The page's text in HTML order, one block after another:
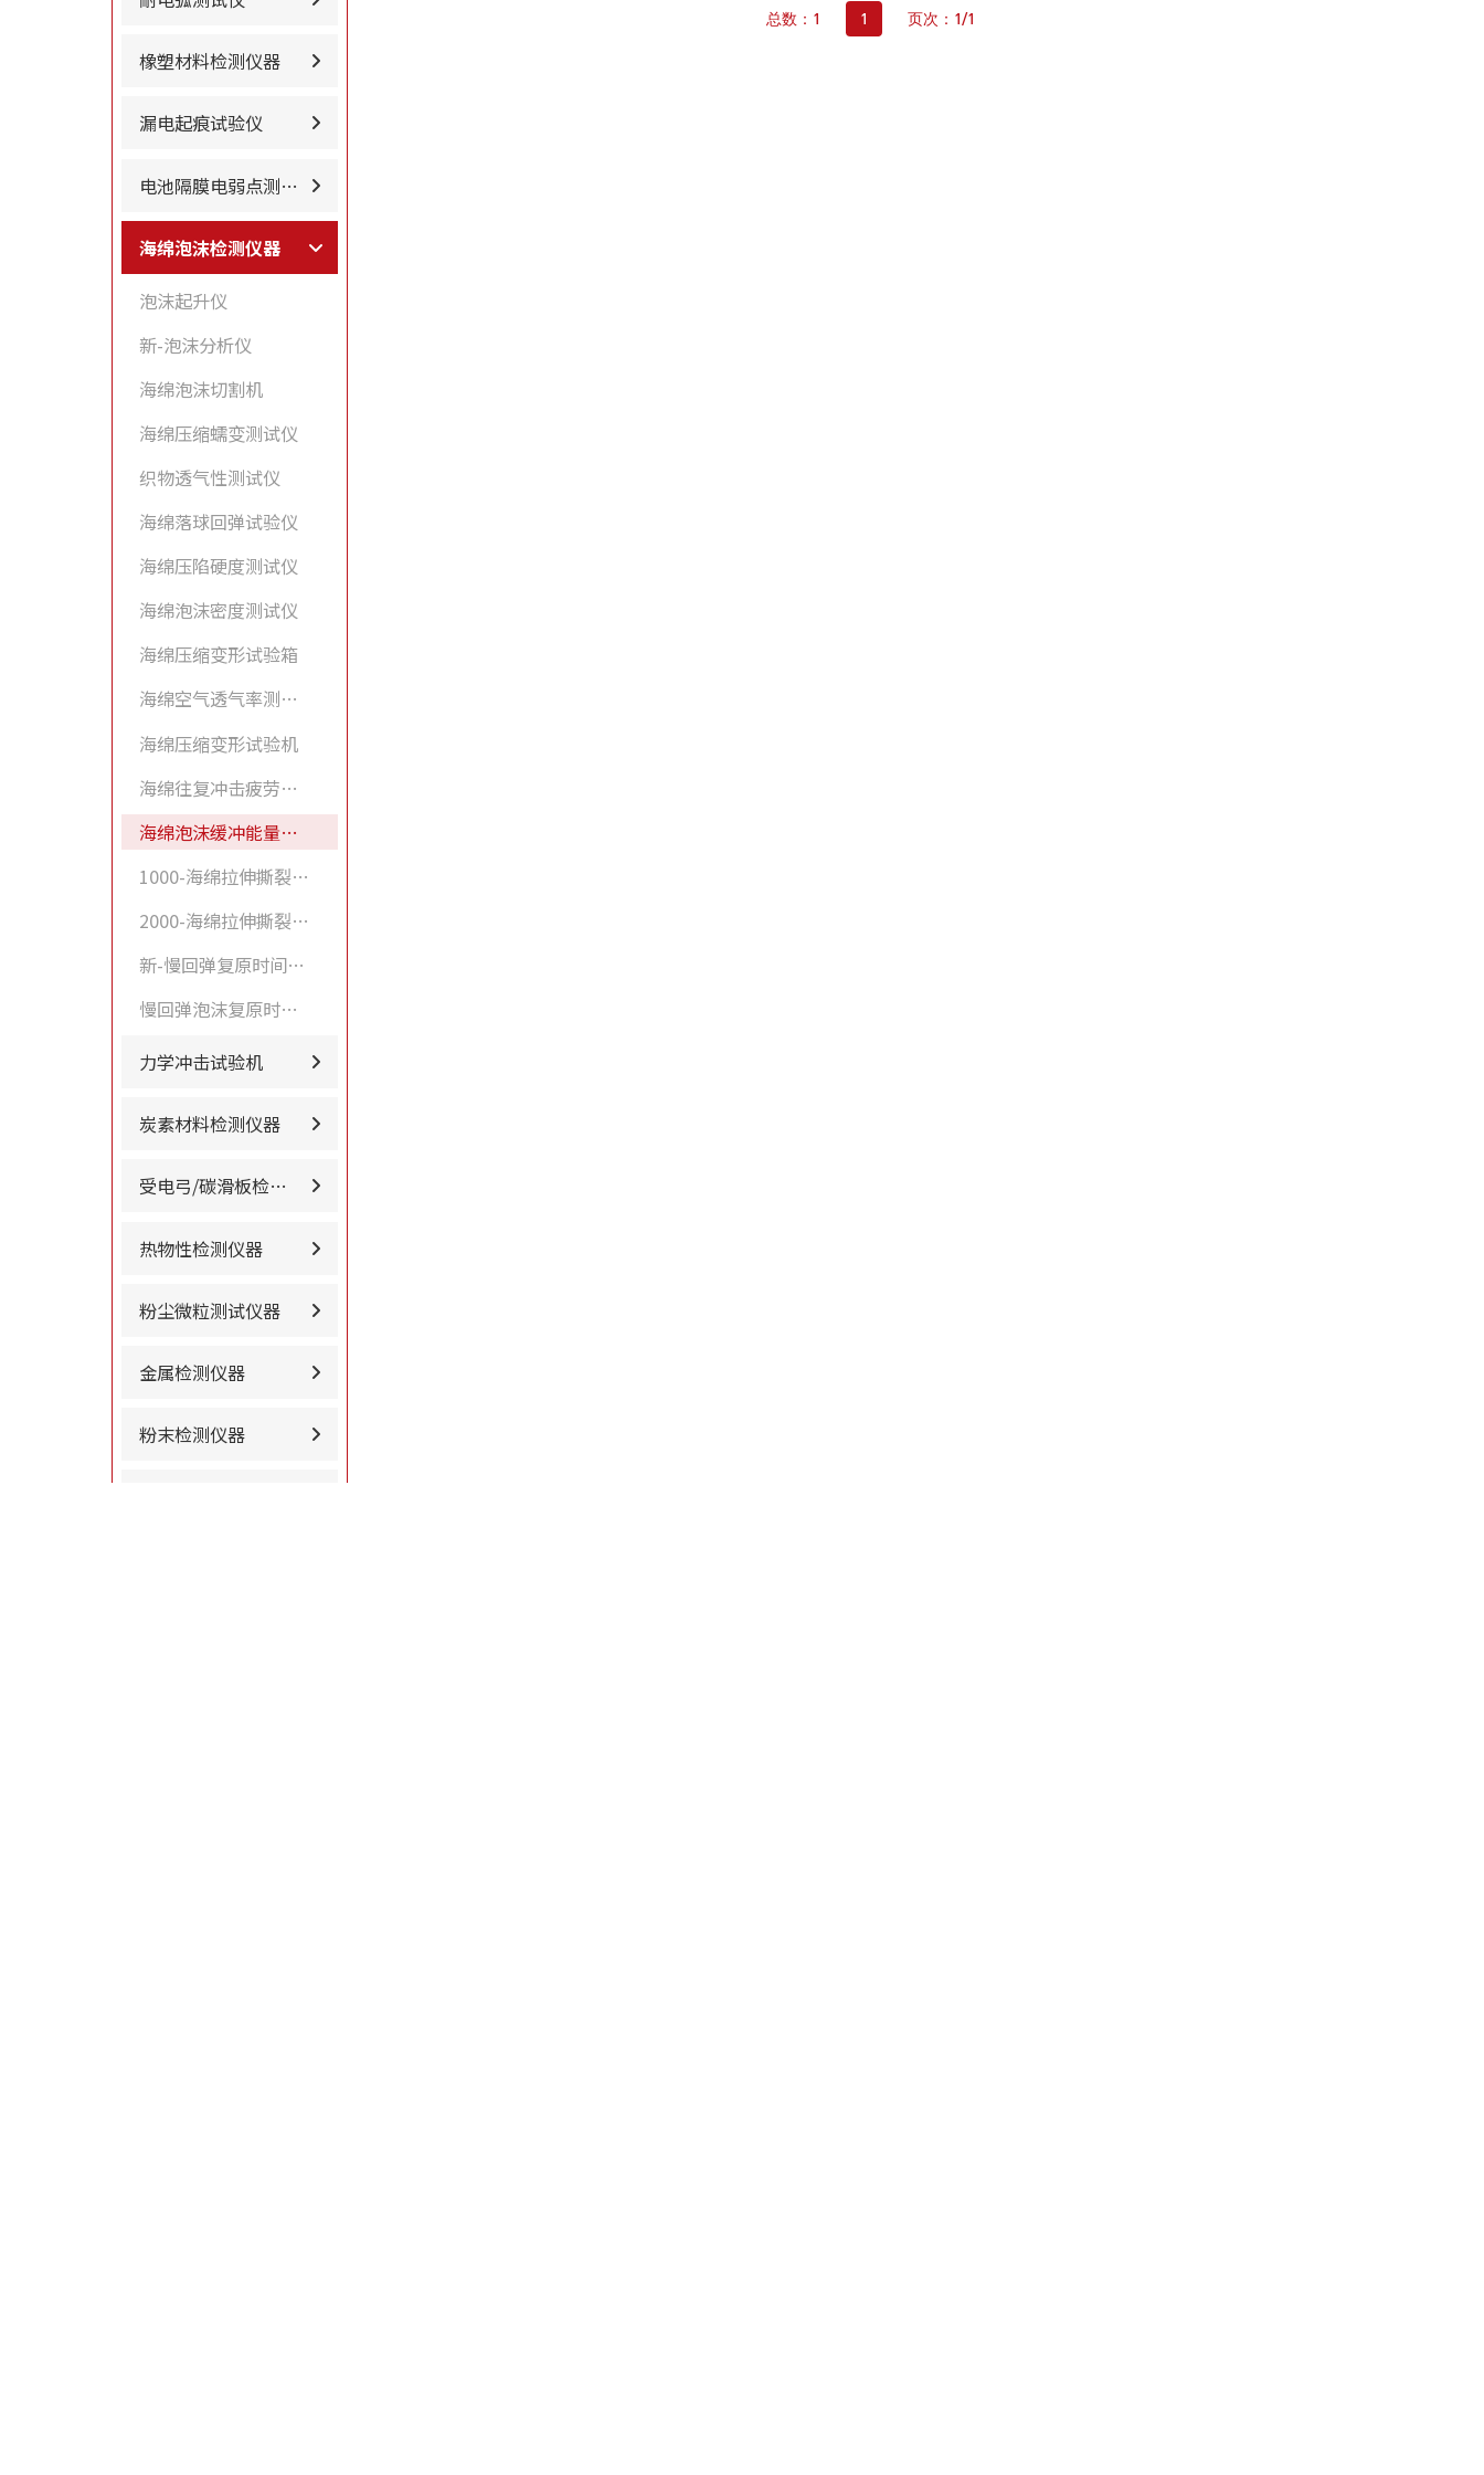
橡塑材料检测仪器
漏电起痕试验仪
电池隔膜电弱点测试…
海绵泡沫检测仪器
泡沫起升仪
新-泡沫分析仪
海绵泡沫切割机
海绵压缩蠕变测试仪
织物透气性测试仪
海绵落球回弹试验仪
海绵压陷硬度测试仪
海绵泡沫密度测试仪
海绵压缩变形试验箱
海绵空气透气率测试仪
海绵压缩变形试验机
海绵往复冲击疲劳试验机
海绵泡沫缓冲能量试验机
1000-海绵拉伸撕裂试验机
2000-海绵拉伸撕裂试验机
新-慢回弹复原时间测试仪
慢回弹泡沫复原时间测试仪
力学冲击试验机
炭素材料检测仪器
受电弓/碳滑板检测…
热物性检测仪器
粉尘微粒测试仪器
金属检测仪器
粉末检测仪器
总数：1 1 页次：1/1